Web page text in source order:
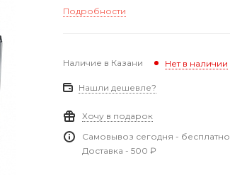
Подробности
Наличие в Казани Нет в наличии
Нашли дешевле?
Хочу в подарок
Самовывоз сегодня - бесплатно
Доставка - 500 ₽